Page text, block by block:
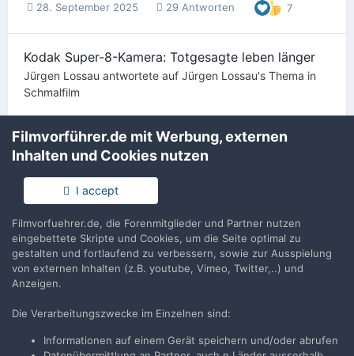
28. September 2025 29 Antworten 7
Kodak Super-8-Kamera: Totgesagte leben länger
Jürgen Lossau antwortete auf Jürgen Lossau's Thema in
Schmalfilm
war durchwachsen ausgefallen und seitdem habe ich die
Kamera nicht mehr in der Hand gehabt. Es steht zu hoffen...
26. September 2025
Cinematographica /Filmbörse in Deidesheim 2025
Jürgen Lossauantwortete auf TK-Chris's Thema in
Schmalfilm
DeiEdesheim! BeOljöh! :::)))
19. September 2025 444 Antworten
Filmvorführer.de mit Werbung, externen
Inhalten und Cookies nutzen
I accept
Filmvorfuehrer.de, die Forenmitglieder und Partner nutzen
eingebettete Skripte und Cookies, um die Seite optimal zu
gestalten und fortlaufend zu verbessern, sowie zur Ausspielung
von externen Inhalten (z.B. youtube, Vimeo, Twitter,..) und
Anzeigen.
Die Verarbeitungszwecke im Einzelnen sind:
Informationen auf einem Gerät speichern und/oder abrufen